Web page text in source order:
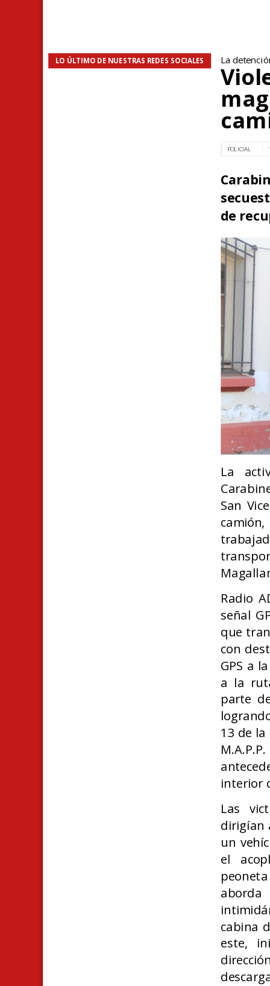
LO ÚLTIMO DE NUESTRAS REDES SOCIALES La
POLICIAL
de
La
San
Radio
señal
que
con
GPS a
a la
parte
13 de
interior
Las
dirigían
un
el
cabina
este,